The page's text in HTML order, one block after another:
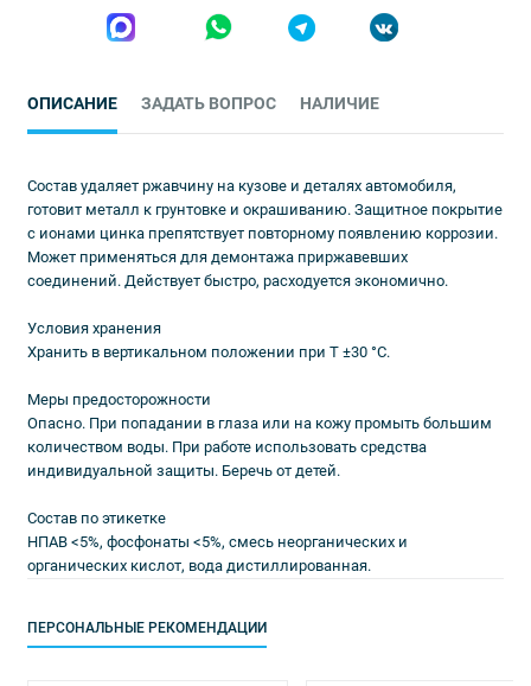
ОПИСАНИЕ ЗАДАТЬ ВОПРОС НАЛИЧИЕ
Состав удаляет ржавчину на кузове и деталях автомобиля,
готовит металл к грунтовке и окрашиванию. Защитное покрытие
с ионами цинка препятствует повторному появлению коррозии.
Может применяться для демонтажа приржавевших
соединений. Действует быстро, расходуется экономично.
Условия хранения
Хранить в вертикальном положении при Т ±30 °С.
Меры предосторожности
Опасно. При попадании в глаза или на кожу промыть большим
количеством воды. При работе использовать средства
индивидуальной защиты. Беречь от детей.
Состав по этикетке
НПАВ <5%, фосфонаты <5%, cмесь неорганических и
органических кислот, вода дистиллированная.
ПЕРСОНАЛЬНЫЕ РЕКОМЕНДАЦИИ